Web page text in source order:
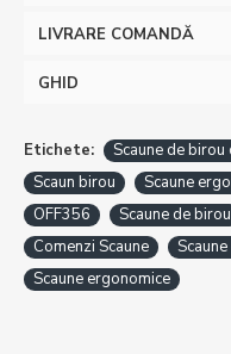
LIVRARE COMANDĂ
GHID
Etichete:
Scaune de
Scaun birou
Scaune
OFF356
Scaune de birou
Comenzi Scaune
Scaune ergonomice